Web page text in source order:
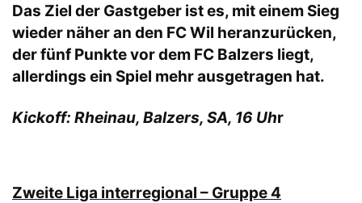
Das Ziel der Gastgeber ist es, mit einem Sieg
wieder näher an den FC Wil heranzurücken,
der fünf Punkte vor dem FC Balzers liegt,
allerdings ein Spiel mehr ausgetragen hat.
Kickoff: Rheinau, Balzers, SA, 16 Uhr
Zweite Liga interregional – Gruppe 4